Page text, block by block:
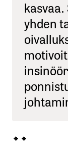
yhden
🔸🔸